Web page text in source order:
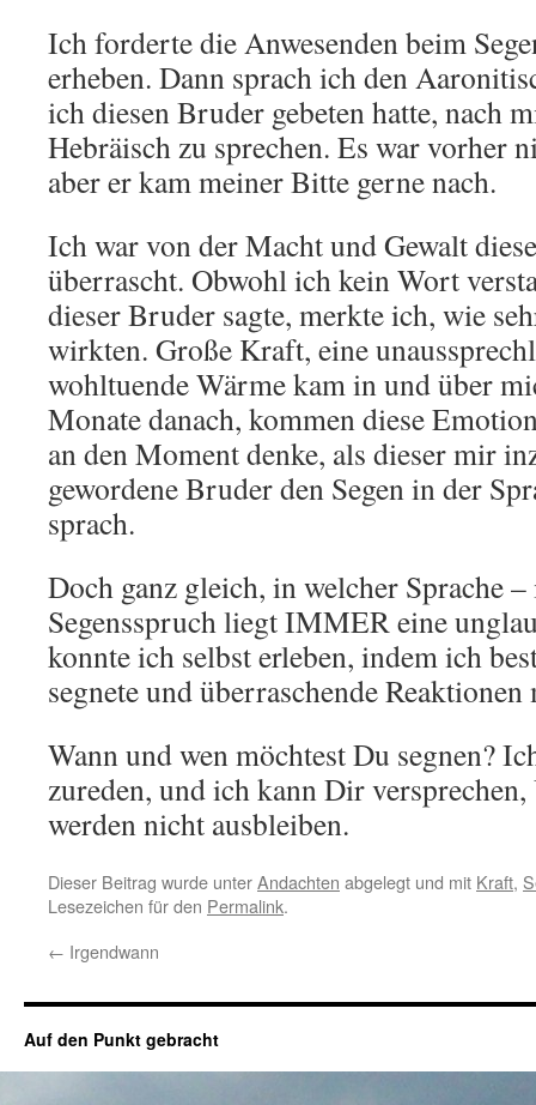
Ich forderte die Anwesenden beim
erheben. Dann sprach ich den
ich diesen Bruder gebeten hatte, nach
Hebräisch zu sprechen. Es war vorher
aber er kam meiner Bitte gerne nach.
Ich war von der Macht und Gewalt
überrascht. Obwohl ich kein Wort
dieser Bruder sagte, merkte ich, wie
wirkten. Große Kraft, eine
wohltuende Wärme kam in und über
Monate danach, kommen diese
an den Moment denke, als dieser mir
gewordene Bruder den Segen in der
sprach.
Doch ganz gleich, in welcher Sprache
Segensspruch liegt IMMER eine
konnte ich selbst erleben, indem ich
segnete und überraschende
Wann und wen möchtest Du segnen?
zureden, und ich kann Dir
werden nicht ausbleiben.
Dieser Beitrag wurde unterAndachten abgelegt und mit Kraft,
Lesezeichen für den Permalink.
← Irgendwann
Auf den Punkt gebracht